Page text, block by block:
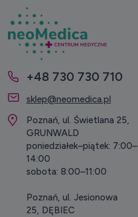
+48 730 730 710
sklep@neomedica.pl
Poznań, ul. Świetlana 25,
GRUNWALD
poniedziałek–piątek: 7:00–
14:00
sobota: 8:00–11:00
Poznań, ul. Jesionowa
25, DĘBIEC